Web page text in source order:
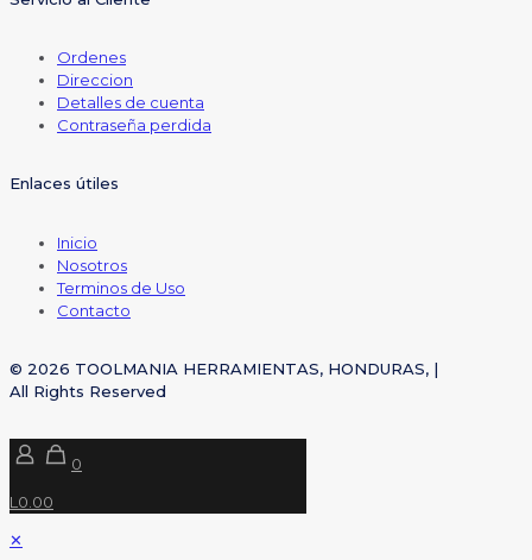
Ordenes
Direccion
Detalles de cuenta
Contraseña perdida
Enlaces útiles
Inicio
Nosotros
Terminos de Uso
Contacto
© 2026 TOOLMANIA HERRAMIENTAS, HONDURAS, |
All Rights Reserved
0
L0.00
✕